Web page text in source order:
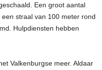
Een groot aantal
straal van 100 meter rond
Hulpdiensten hebben
Valkenburgse meer. Aldaar